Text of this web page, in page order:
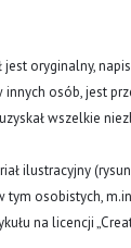
jest oryginalny,
innych osób, jest
wszelkie
ilustracyjny
tym osobistych,
na licencji